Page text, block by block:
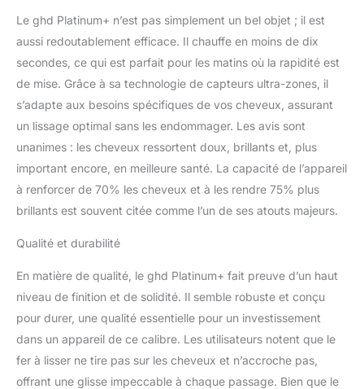
permet de réaliser des
coiffages à l'infini :
cheveux lisses,
mouvement, ondulations
ou boucles
Le ghd Platinum+ n’est pas simplement un bel objet ; il est
aussi redoutablement efficace. Il chauffe en moins de dix
secondes, ce qui est parfait pour les matins où la rapidité est
de mise. Grâce à sa technologie de capteurs ultra-zones, il
s’adapte aux besoins spécifiques de vos cheveux, assurant
un lissage optimal sans les endommager. Les avis sont
unanimes : les cheveux ressortent doux, brillants et, plus
important encore, en meilleure santé. La capacité de l’appareil
à renforcer de 70% les cheveux et à les rendre 75% plus
brillants est souvent citée comme l’un de ses atouts majeurs.
Qualité et durabilité
En matière de qualité, le ghd Platinum+ fait preuve d’un haut
niveau de finition et de solidité. Il semble robuste et conçu
pour durer, une qualité essentielle pour un investissement
dans un appareil de ce calibre. Les utilisateurs notent que le
fer à lisser ne tire pas sur les cheveux et n’accroche pas,
offrant une glisse impeccable à chaque passage. Bien que le